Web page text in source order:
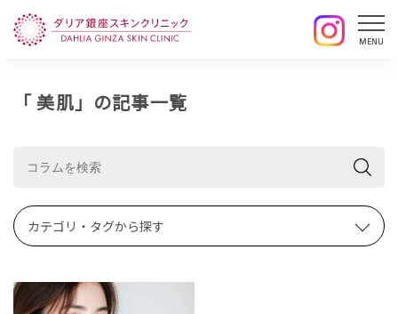
「 美肌」の記事一覧
カテゴリ・タグから探す